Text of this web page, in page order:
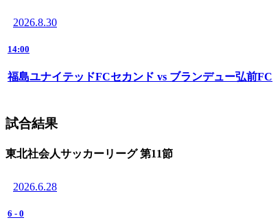
2026.8.30
14:00
福島ユナイテッドFCセカンド vs ブランデュー弘前FC
試合結果
東北社会人サッカーリーグ 第11節
2026.6.28
6 - 0